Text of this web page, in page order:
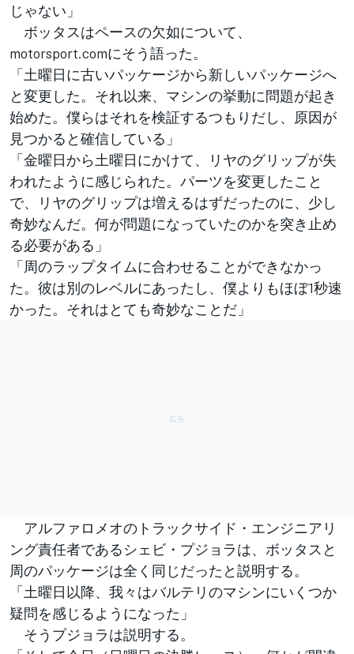
じゃない」
ボッタスはペースの欠如について、
motorsport.comにそう語った。
「土曜日に古いパッケージから新しいパッケージへ
と変更した。それ以来、マシンの挙動に問題が起き
始めた。僕らはそれを検証するつもりだし、原因が
見つかると確信している」
「金曜日から土曜日にかけて、リヤのグリップが失
われたように感じられた。パーツを変更したこと
で、リヤのグリップは増えるはずだったのに、少し
奇妙なんだ。何が問題になっていたのかを突き止め
る必要がある」
「周のラップタイムに合わせることができなかっ
た。彼は別のレベルにあったし、僕よりもほぼ1秒速
かった。それはとても奇妙なことだ」
アルファロメオのトラックサイド・エンジニアリ
ング責任者であるシェビ・プジョラは、ボッタスと
周のパッケージは全く同じだったと説明する。
「土曜日以降、我々はバルテリのマシンにいくつか
疑問を感じるようになった」
そうプジョラは説明する。